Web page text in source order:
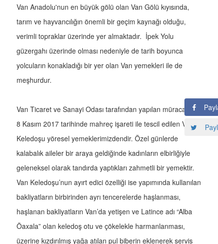
Van Anadolu'nun en büyük gölü olan Van Gölü kıyısında,
tarım ve hayvancılığın önemli bir geçim kaynağı olduğu,
verimli topraklar üzerinde yer almaktadır. İpek Yolu
güzergahı üzerinde olması nedeniyle de tarih boyunca
yolcuların konakladığı bir yer olan Van yemekleri ile de
meşhurdur.
Van Ticaret ve Sanayi Odası tarafından yapılan müracaatla
8 Kasım 2017 tarihinde mahreç işareti ile tescil edilen Van
Keledoşu yöresel yemeklerimizdendir. Özel günlerde
kalabalık aileler bir araya geldiğinde kadınların elbirliğiyle
geleneksel olarak tandırda yaptıkları zahmetli bir yemektir.
Van Keledoşu’nun ayırt edici özelliği ise yapımında kullanılan
bakliyatların birbirinden ayrı tencerelerde haşlanması,
haşlanan bakliyatların Van’da yetişen ve Latince adı “Alba
Öaxala” olan keledoş otu ve çökelekle harmanlanması,
üzerine kızdırılmış yağa atılan pul biberin eklenerek servis